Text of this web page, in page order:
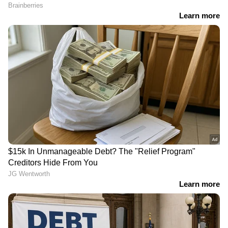
DOWNLOAD APP
RECOMMENDED STORIES
'ചികിത്സയ്ക്കപ്പുറം
രോഗിയുടെ ഭയവും
ആശങ്കയും കുറയ്ക്കുന്ന
International Nurses Day
2026 : ജീവന്റെ
കാവൽമാലാഖമാർ :